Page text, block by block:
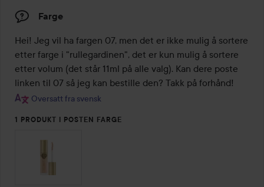
Farge
Hei! Jeg vil ha fargen 07, men det er ikke mulig å sortere
etter farge i "rullegardinen", det er kun mulig å sortere
etter volum (det står 11ml på alle valg). Kan dere poste
linken til 07 så jeg kan bestille den? Takk på forhånd!
Oversatt fra svensk
1 PRODUKT I POSTEN FARGE